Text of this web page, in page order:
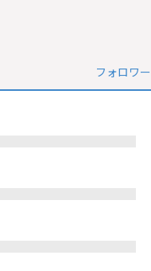
フォロワー